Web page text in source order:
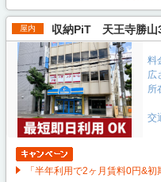
屋内 収納PiT 天王寺勝山
料
広
所
交
「半年利用で2ヶ月賃料0円&初